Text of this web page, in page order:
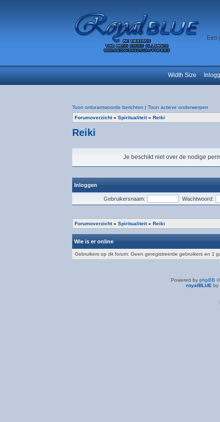
Een
Width Size
Toon onbeantwoorde berichten | Toon actieve onderwerpen
Forumoverzicht» Spiritualiteit» Reiki
Reiki
Je beschikt niet over de nodige
Inloggen
Gebruikersnaam: Wachtwoord:
Forumoverzicht» Spiritualiteit» Reiki
Wie is er online
Gebruikers op dit forum: Geen geregistreerde gebruikers en 1
Powered by phpBB
royalBLUE by